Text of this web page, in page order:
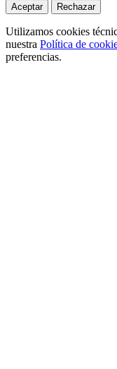
Aceptar
Rechazar
Utilizamos cookies
nuestra Política de
preferencias.